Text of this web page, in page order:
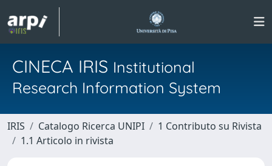
CINECA IRIS Institutional
Research Information System
IRIS Catalogo Ricerca UNIPI
1 Contributo su Rivista
1.1 Articolo in rivista